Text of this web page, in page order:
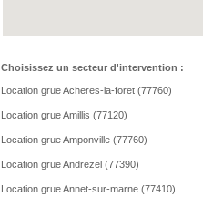
Choisissez un secteur d'intervention :
Location grue Acheres-la-foret (77760)
Location grue Amillis (77120)
Location grue Amponville (77760)
Location grue Andrezel (77390)
Location grue Annet-sur-marne (77410)